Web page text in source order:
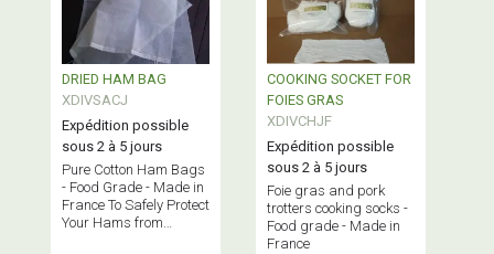
DRIED HAM BAG
XDIVSACJ
Expédition possible
sous 2 à 5 jours
Pure Cotton Ham Bags
- Food Grade - Made in
France To Safely Protect
Your Hams from
COOKING SOCKET FOR
FOIES GRAS
XDIVCHJF
Expédition possible
sous 2 à 5 jours
Foie gras and pork
trotters cooking socks -
Food grade - Made in
France